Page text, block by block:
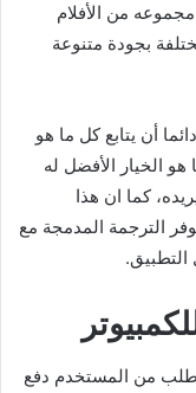
من الأفلام
بجودة متنوعة
أن يتابع كل ما هو
الخيار الأفضل له
كما ان هذا
الترجمة المدمجة مع
التطبيق.
من المستخدم دفع